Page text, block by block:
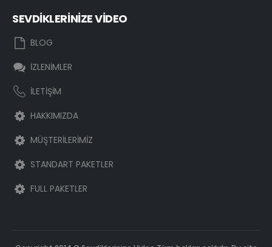
SEVDİKLERİNİZE VİDEO
BLOG
İZLENİMLER
İLETİŞİM
HAKKIMIZDA
MÜŞTERİLERİMİZ
STANDART PAKETLER
FULL PAKETLER